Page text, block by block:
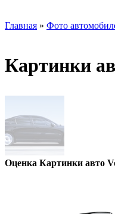
Главная » Фото
Картинки
Оценка Картинки авто